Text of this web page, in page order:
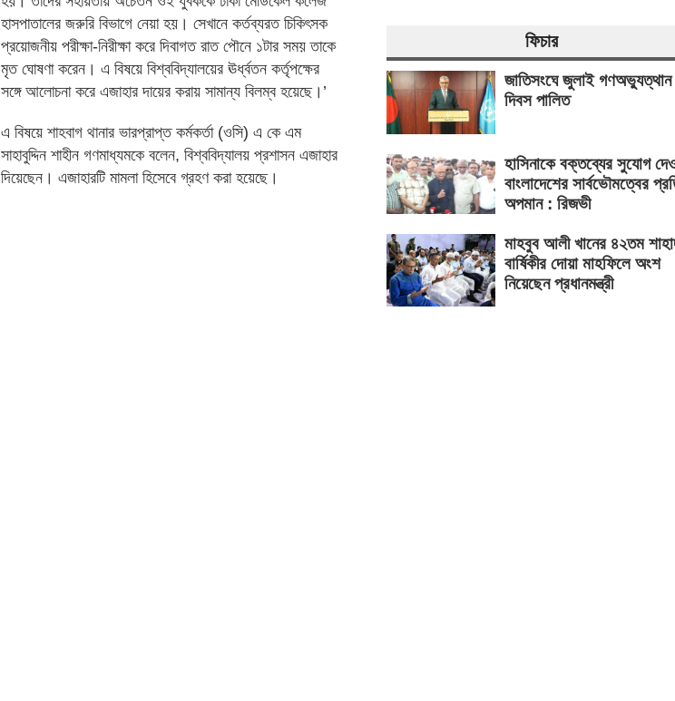
হাসপাতালের জরুরি বিভাগে নেয়া হয়। সেখানে কর্তব্যরত চিকিৎসক
প্রয়োজনীয় পরীক্ষা-নিরীক্ষা করে দিবাগত রাত পৌনে ১টার সময় তাকে
মৃত ঘোষণা করেন। এ বিষয়ে বিশ্ববিদ্যালয়ের ঊর্ধ্বতন কর্তৃপক্ষের
সঙ্গে আলোচনা করে এজাহার দায়ের করায় সামান্য বিলম্ব হয়েছে।’
এ বিষয়ে শাহবাগ থানার ভারপ্রাপ্ত কর্মকর্তা (ওসি) এ কে এম
সাহাবুদ্দিন শাহীন গণমাধ্যমকে বলেন, বিশ্ববিদ্যালয় প্রশাসন এজাহার
দিয়েছেন। এজাহারটি মামলা হিসেবে গ্রহণ করা হয়েছে।
ফিচার
জাতিসংঘে জুলাই গণঅভ্যুত্থান
দিবস পালিত
হাসিনাকে বক্তব্যের সুযোগ
বাংলাদেশের সার্বভৌমত্বের
অপমান : রিজভী
মাহবুব আলী খানের ৪২তম
বার্ষিকীর দোয়া মাহফিলে অংশ
নিয়েছেন প্রধানমন্ত্রী